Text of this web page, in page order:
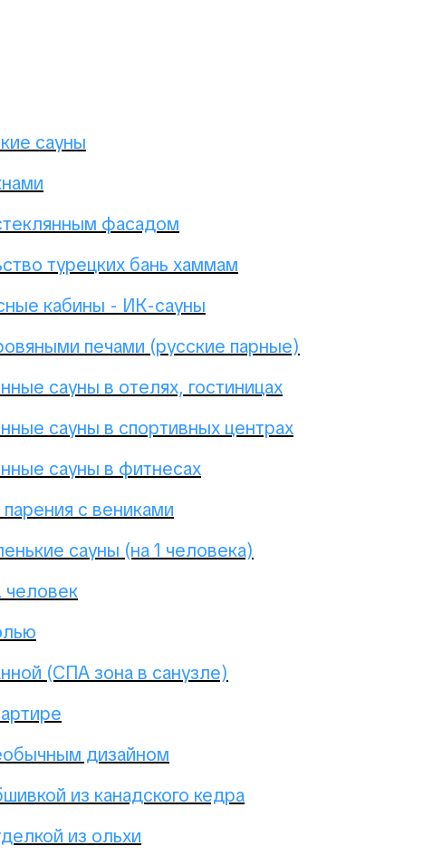
сауны
фасадом
турецких бань хаммам
кабины - ИК-сауны
печами (русские парные)
сауны в отелях, гостиницах
сауны в спортивных центрах
сауны в фитнесах
с вениками
сауны (на 1 человека)
человек
(СПА зона в санузле)
дизайном
из канадского кедра
из ольхи